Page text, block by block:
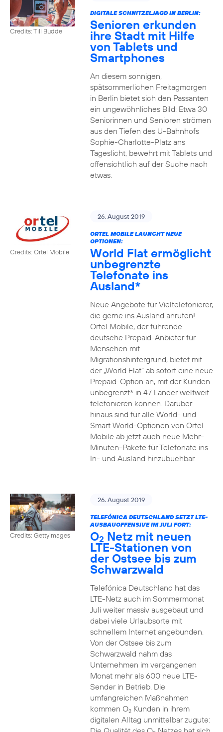
Credits: Till Budde
DIGITALE SCHNITZELJAGD IN BERLIN:
Senioren erkunden
ihre Stadt mit Hilfe
von Tablets und
Smartphones
An diesem sonnigen,
spätsommerlichen Freitagmorgen
in Berlin bietet sich den Passanten
ein ungewöhnliches Bild: Etwa 30
Seniorinnen und Senioren strömen
aus den Tiefen des U-Bahnhofs
Sophie-Charlotte-Platz ans
Tageslicht, bewehrt mit Tablets und
offensichtlich auf der Suche nach
etwas.
Credits: Ortel Mobile
26. August 2019
ORTEL MOBILE LAUNCHT NEUE
OPTIONEN:
World Flat ermöglicht
unbegrenzte
Telefonate ins
Ausland*
Neue Angebote für Vieltelefonierer,
die gerne ins Ausland anrufen!
Ortel Mobile, der führende
deutsche Prepaid-Anbieter für
Menschen mit
Migrationshintergrund, bietet mit
der „World Flat“ ab sofort eine neue
Prepaid-Option an, mit der Kunden
unbegrenzt* in 47 Länder weltweit
telefonieren können. Darüber
hinaus sind für alle World- und
Smart World-Optionen von Ortel
Mobile ab jetzt auch neue Mehr-
Minuten-Pakete für Telefonate ins
In- und Ausland hinzubuchbar.
Credits: Gettyimages
26. August 2019
TELEFÓNICA DEUTSCHLAND SETZT LTE-
AUSBAUOFFENSIVE IM JULI FORT:
O2 Netz mit neuen
LTE-Stationen von
der Ostsee bis zum
Schwarzwald
Telefónica Deutschland hat das
LTE-Netz auch im Sommermonat
Juli weiter massiv ausgebaut und
dabei viele Urlaubsorte mit
schnellem Internet angebunden.
Von der Ostsee bis zum
Schwarzwald nahm das
Unternehmen im vergangenen
Monat mehr als 600 neue LTE-
Sender in Betrieb. Die
umfangreichen Maßnahmen
kommen O2Kunden in ihrem
digitalen Alltag unmittelbar zugute: